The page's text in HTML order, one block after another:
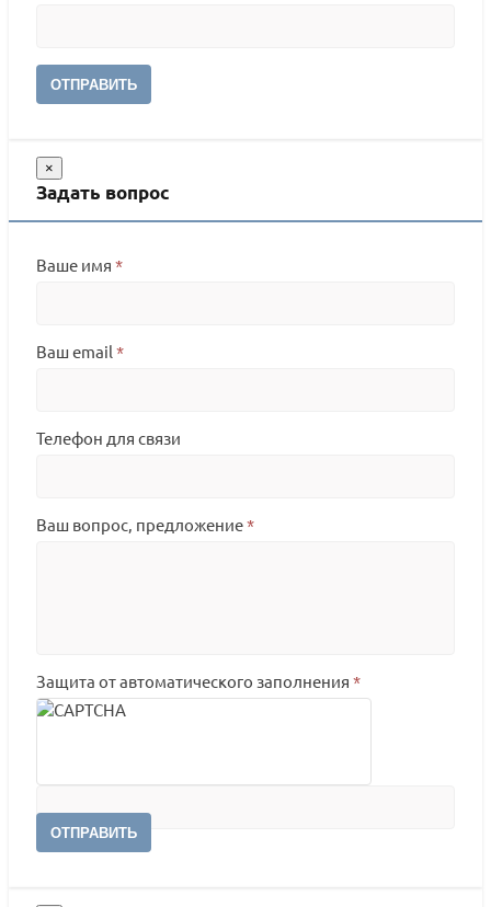
ОТПРАВИТЬ
×
Задать вопрос
Ваше имя *
Ваш email *
Телефон для связи
Ваш вопрос, предложение*
Защита от автоматического заполнения *
ОТПРАВИТЬ